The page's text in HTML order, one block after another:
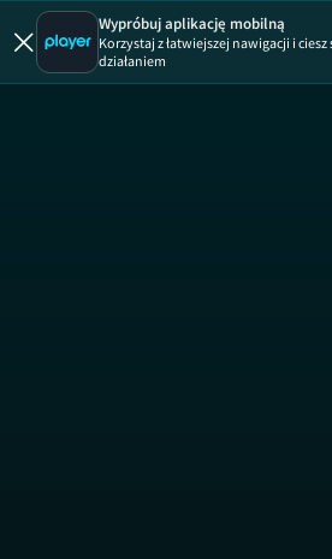
Odlot
UP
Wypróbuj aplikację mobilną
Korzystaj z łatwiejszej nawigacji i ciesz
działaniem